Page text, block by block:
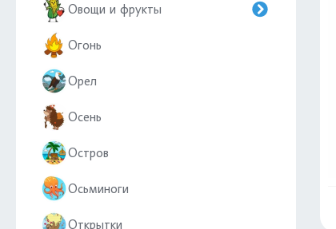
Овощи и фрукты
Огонь
Орел
Осень
Остров
Осьминоги
Открытки